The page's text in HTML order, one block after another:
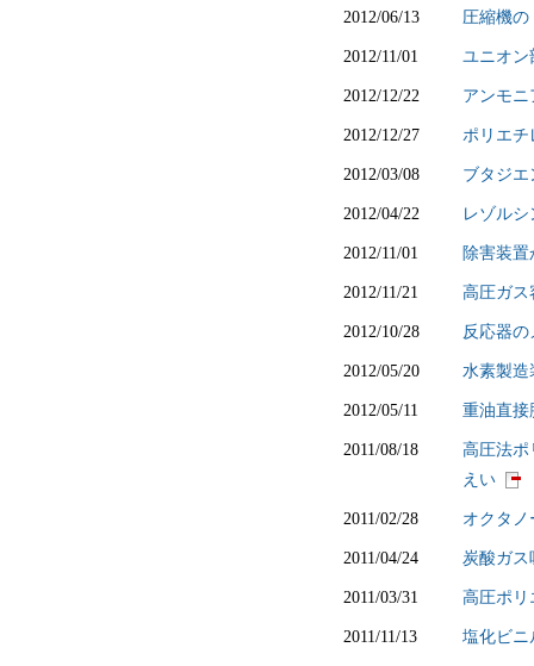
2012/06/13 圧縮機
2012/11/01 ユニオン
2012/12/22 アンモ
2012/12/27 ポリエチ
2012/03/08 ブタジ
2012/04/22 レゾル
2012/11/01 除害装
2012/11/21 高圧ガス
2012/10/28 反応器
2012/05/20 水素製造
2012/05/11 重油直接
2011/08/18
高圧法ポ
えい
2011/02/28 オクタ
2011/04/24 炭酸ガス
2011/03/31 高圧ポリ
2011/11/13 塩化ビニ